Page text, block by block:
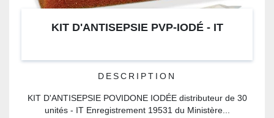
KIT D'ANTISEPSIE PVP-IODÉ - IT
DESCRIPTION
KIT D'ANTISEPSIE POVIDONE IODÉE distributeur de 30
unités - IT Enregistrement 19531 du Ministère...